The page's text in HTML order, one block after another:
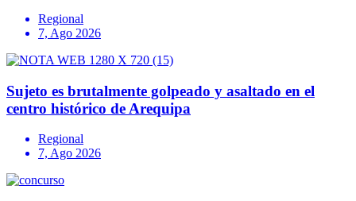
Regional
7, Ago 2026
Sujeto es brutalmente golpeado y asaltado en el
centro histórico de Arequipa
Regional
7, Ago 2026